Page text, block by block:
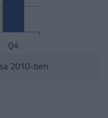
2010-ben